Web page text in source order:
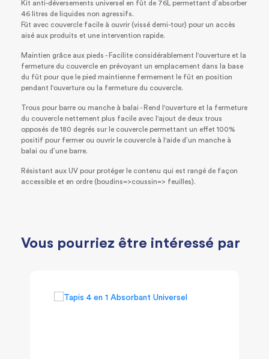
Kit anti-déversements universel en fût de 76L permettant d’absorber
46 litres de liquides non agressifs.
Fût avec couvercle facile à ouvrir (vissé demi-tour) pour un accès
aisé aux produits et une intervention rapide.
Maintien grâce aux pieds - Facilite considérablement l'ouverture et la
fermeture du couvercle en prévoyant un emplacement dans la base
du fût pour que le pied maintienne fermement le fût en position
pendant l'ouverture ou la fermeture du couvercle.
Trous pour barre ou manche à balai - Rend l'ouverture et la fermeture
du couvercle nettement plus facile avec l'ajout de deux trous
opposés de 180 degrés sur le couvercle permettant un effet 100%
positif pour fermer ou ouvrir le couvercle à l'aide d’un manche à
balai ou d’une barre.
Résistant aux UV pour protéger le contenu qui est rangé de façon
accessible et en ordre (boudins=>coussin=> feuilles).
Vous pourriez être intéressé par